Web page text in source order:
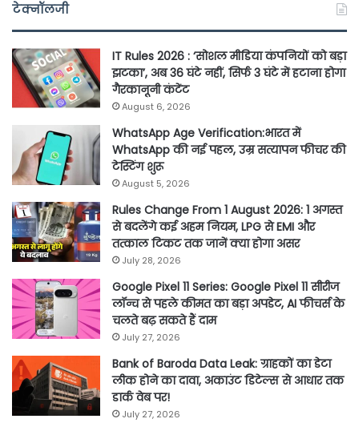
टेक्नॉलजी
IT Rules 2026 : ‘सोशल मीडिया कंपनियों को बड़ा
झटका’, अब 36 घंटे नहीं, सिर्फ 3 घंटे में हटाना होगा
गैरकानूनी कंटेंट
August 6, 2026
WhatsApp Age Verification:भारत में
WhatsApp की नई पहल, उम्र सत्यापन फीचर की
टेस्टिंग शुरू
August 5, 2026
Rules Change From 1 August 2026: 1 अगस्त
से बदलेंगे कई अहम नियम, LPG से EMI और
तत्काल टिकट तक जानें क्या होगा असर
July 28, 2026
Google Pixel 11 Series: Google Pixel 11 सीरीज
लॉन्च से पहले कीमत का बड़ा अपडेट, AI फीचर्स के
चलते बढ़ सकते हैं दाम
July 27, 2026
Bank of Baroda Data Leak: ग्राहकों का डेटा
लीक होने का दावा, अकाउंट डिटेल्स से आधार तक
डार्क वेब पर!
July 27, 2026